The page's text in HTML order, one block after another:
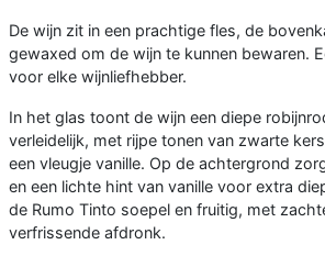
De wijn zit in een prachtige fles, de
gewaxed om de wijn te kunnen bewaren.
voor elke wijnliefhebber.
In het glas toont de wijn een diepe
verleidelijk, met rijpe tonen van zwarte
een vleugje vanille. Op de achtergrond
en een lichte hint van vanille voor extra
de Rumo Tinto soepel en fruitig, met
verfrissende afdronk.